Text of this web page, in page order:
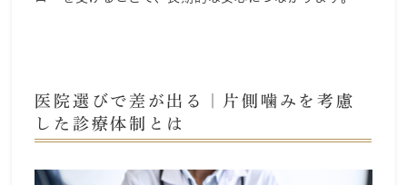
医院選びで差が出る｜片側噛みを考慮
した診療体制とは